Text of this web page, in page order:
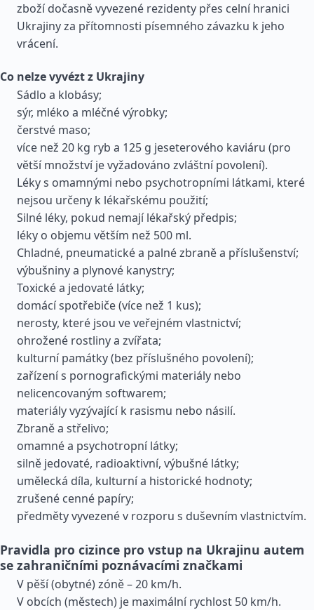
zboží dočasně vyvezené rezidenty přes celní hranici
Ukrajiny za přítomnosti písemného závazku k jeho
vrácení.
Co nelze vyvézt z Ukrajiny
Sádlo a klobásy;
sýr, mléko a mléčné výrobky;
čerstvé maso;
více než 20 kg ryb a 125 g jeseterového kaviáru (pro
větší množství je vyžadováno zvláštní povolení).
Léky s omamnými nebo psychotropními látkami, které
nejsou určeny k lékařskému použití;
Silné léky, pokud nemají lékařský předpis;
léky o objemu větším než 500 ml.
Chladné, pneumatické a palné zbraně a příslušenství;
výbušniny a plynové kanystry;
Toxické a jedovaté látky;
domácí spotřebiče (více než 1 kus);
nerosty, které jsou ve veřejném vlastnictví;
ohrožené rostliny a zvířata;
kulturní památky (bez příslušného povolení);
zařízení s pornografickými materiály nebo
nelicencovaným softwarem;
materiály vyzývající k rasismu nebo násilí.
Zbraně a střelivo;
omamné a psychotropní látky;
silně jedovaté, radioaktivní, výbušné látky;
umělecká díla, kulturní a historické hodnoty;
zrušené cenné papíry;
předměty vyvezené v rozporu s duševním vlastnictvím.
Pravidla pro cizince pro vstup na Ukrajinu autem
se zahraničními poznávacími značkami
V pěší (obytné) zóně – 20 km/h.
V obcích (městech) je maximální rychlost 50 km/h.